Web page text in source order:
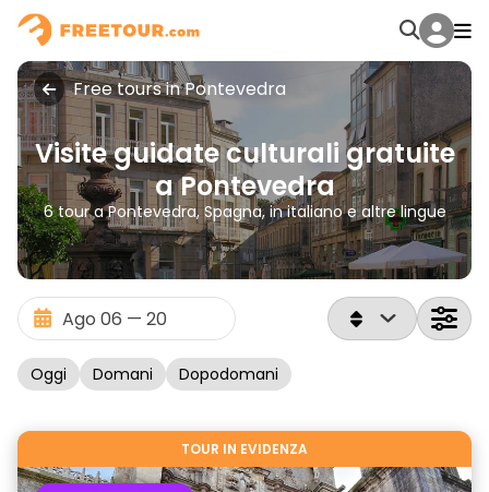
Free tours in Pontevedra
Visite guidate culturali gratuite
a Pontevedra
6 tour a Pontevedra, Spagna, in italiano e altre lingue
Oggi Domani Dopodomani
TOUR IN EVIDENZA